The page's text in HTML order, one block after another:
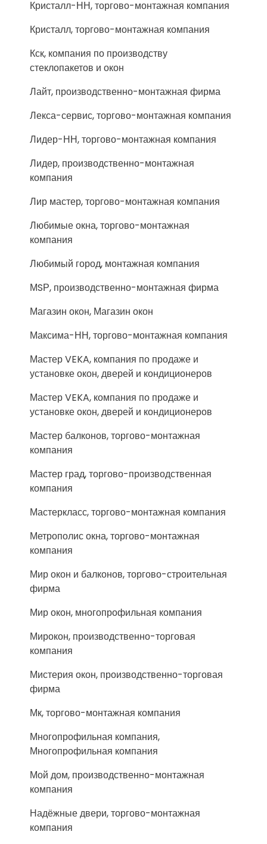
Кристалл-НН, торгово-монтажная компания
Кристалл, торгово-монтажная компания
Кск, компания по производству
стеклопакетов и окон
Лайт, производственно-монтажная фирма
Лекса-сервис, торгово-монтажная компания
Лидер-НН, торгово-монтажная компания
Лидер, производственно-монтажная
компания
Лир мастер, торгово-монтажная компания
Любимые окна, торгово-монтажная
компания
Любимый город, монтажная компания
МSР, производственно-монтажная фирма
Магазин окон, Магазин окон
Максима-НН, торгово-монтажная компания
Мастер VEKA, компания по продаже и
установке окон, дверей и кондиционеров
Мастер VEKA, компания по продаже и
установке окон, дверей и кондиционеров
Мастер балконов, торгово-монтажная
компания
Мастер град, торгово-производственная
компания
Мастеркласс, торгово-монтажная компания
Метрополис окна, торгово-монтажная
компания
Мир окон и балконов, торгово-строительная
фирма
Мир окон, многопрофильная компания
Мирокон, производственно-торговая
компания
Мистерия окон, производственно-торговая
фирма
Мк, торгово-монтажная компания
Многопрофильная компания,
Многопрофильная компания
Мой дом, производственно-монтажная
компания
Надёжные двери, торгово-монтажная
компания